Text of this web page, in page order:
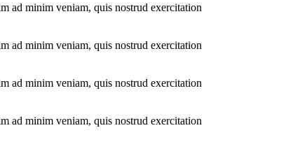
ad minim veniam, quis nostrud exercitation
ad minim veniam, quis nostrud exercitation
ad minim veniam, quis nostrud exercitation
ad minim veniam, quis nostrud exercitation